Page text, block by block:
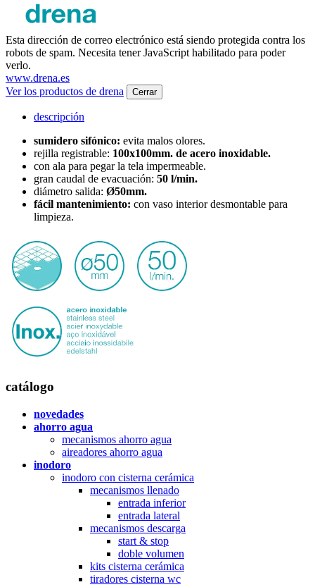
Esta dirección de correo electrónico está siendo protegida contra los
robots de spam. Necesita tener JavaScript habilitado para poder
verlo.
www.drena.es
Ver los productos de drena
Cerrar
descripción
sumidero sifónico: evita malos olores.
rejilla registrable: 100x100mm. de acero inoxidable.
con ala para pegar la tela impermeable.
gran caudal de evacuación: 50 l/min.
diámetro salida: Ø50mm.
fácil mantenimiento: con vaso interior desmontable para
limpieza.
catálogo
novedades
ahorro agua
mecanismos ahorro agua
aireadores ahorro agua
inodoro
inodoro con cisterna cerámica
mecanismos llenado
entrada inferior
entrada lateral
mecanismos descarga
start & stop
doble volumen
kits cisterna cerámica
tiradores cisterna wc